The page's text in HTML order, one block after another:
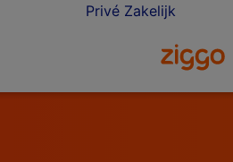
Privé Zakelijk
Ga naar